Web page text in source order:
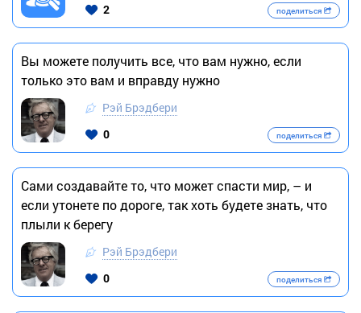
2
поделиться
Вы можете получить все, что вам нужно, если
только это вам и вправду нужно
Рэй Брэдбери
0
поделиться
Сами создавайте то, что может спасти мир, – и
если утонете по дороге, так хоть будете знать, что
плыли к берегу
Рэй Брэдбери
0
поделиться